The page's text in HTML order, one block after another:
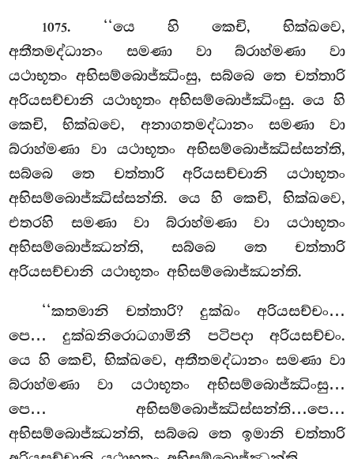
1075. ‘‘යෙ හි කෙචි, භික්ඛවෙ,
අතීතමද්ධානං සමණා වා බ්රාහ්මණා වා
යථාභූතං අභිසම්බොජ්ඣිංසු, සබ්බෙ තෙ චත්තාරි
අරියසච්චානි යථාභූතං අභිසම්බොජ්ඣිංසු. යෙ හි
කෙචි, භික්ඛවෙ, අනාගතමද්ධානං සමණා වා
බ්රාහ්මණා වා යථාභූතං අභිසම්බොජ්ඣිස්සන්ති,
සබ්බෙ තෙ චත්තාරි අරියසච්චානි යථාභූතං
අභිසම්බොජ්ඣිස්සන්ති. යෙ හි කෙචි, භික්ඛවෙ,
එතරහි සමණා වා බ්රාහ්මණා වා යථාභූතං
අභිසම්බොජ්ඣන්ති, සබ්බෙ තෙ චත්තාරි
අරියසච්චානි යථාභූතං අභිසම්බොජ්ඣන්ති.
‘‘කතමානි චත්තාරි? දුක්ඛං අරියසච්චං…
පෙ… දුක්ඛනිරොධගාමිනී පටිපදා අරියසච්චං.
යෙ හි කෙචි, භික්ඛවෙ, අතීතමද්ධානං සමණා වා
බ්රාහ්මණාවා යථාභූතං අභිසම්බොජ්ඣිංසු…
පෙ… අභිසම්බොජ්ඣිස්සන්ති…පෙ…
අභිසම්බොජ්ඣන්ති, සබ්බෙ තෙ ඉමානි චත්තාරි